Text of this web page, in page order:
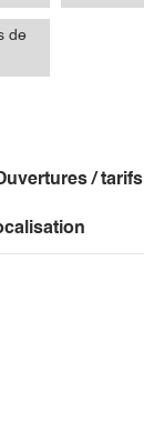
de
/ tarifs